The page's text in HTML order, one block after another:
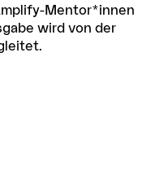
Mentor*innen
wird von der